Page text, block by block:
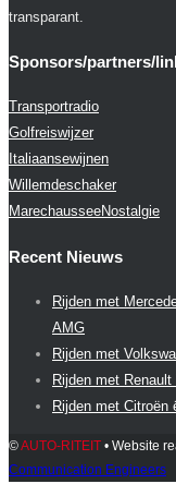
transparant.
Sponsors/partners/
Transportradio
Golfreiswijzer
Italiaansewijnen
Willemdeschaker
MarechausseeNostalgie
Recent Nieuws
Rijden met
AMG
Rijden met
Rijden met
Rijden met Citroën
©AUTO-RITEIT • Website
Communication Engineers